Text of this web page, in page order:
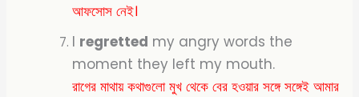
আফসোস নেই।
I regretted my angry words the
moment they left my mouth.
রাগের মাথায় কথাগুলো মুখ থেকে বের হওয়ার সঙ্গে সঙ্গেই আমার